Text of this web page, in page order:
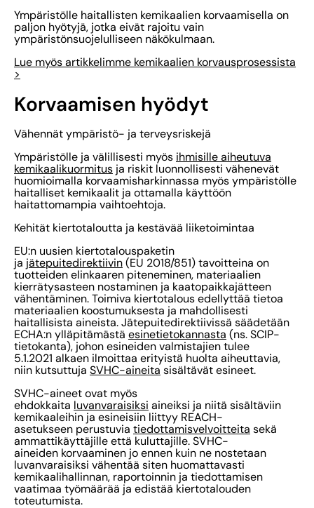
Ympäristölle haitallisten kemikaalien korvaamisella on
paljon hyötyjä, jotka eivät rajoitu vain
ympäristönsuojelulliseen näkökulmaan.
Lue myös artikkelimme kemikaalien korvausprosessista
>
Korvaamisen hyödyt
Vähennät ympäristö- ja terveysriskejä
Ympäristölle ja välillisesti myös ihmisille aiheutuva
kemikaalikuormitus ja riskit luonnollisesti vähenevät
huomioimalla korvaamisharkinnassa myös ympäristölle
haitalliset kemikaalit ja ottamalla käyttöön
haitattomampia vaihtoehtoja.
Kehität kiertotaloutta ja kestävää liiketoimintaa
EU:n uusien kiertotalouspaketin
ja jätepuitedirektiivin (EU 2018/851) tavoitteina on
tuotteiden elinkaaren piteneminen, materiaalien
kierrätysasteen nostaminen ja kaatopaikkajätteen
vähentäminen. Toimiva kiertotalous edellyttää tietoa
materiaalien koostumuksesta ja mahdollisesti
haitallisista aineista. Jätepuitedirektiivissä säädetään
ECHA:n ylläpitämästä esinetietokannasta (ns. SCIP-
tietokanta), johon esineiden valmistajien tulee
5.1.2021 alkaen ilmoittaa erityistä huolta aiheuttavia,
niin kutsuttuja SVHC-aineita sisältävät esineet.
SVHC-aineet ovat myös
ehdokkaita luvanvaraisiksi aineiksi ja niitä sisältäviin
kemikaaleihin ja esineisiin liittyy REACH-
asetukseen perustuvia tiedottamisvelvoitteita sekä
ammattikäyttäjille että kuluttajille. SVHC-
aineiden korvaaminen jo ennen kuin ne nostetaan
luvanvaraisiksi vähentää siten huomattavasti
kemikaalihallinnan, raportoinnin ja tiedottamisen
vaatimaa työmäärää ja edistää kiertotalouden
toteutumista.